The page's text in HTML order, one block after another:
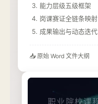
能力层级五级框架
岗课赛证全链条映射
成果输出与动态迭代
📥 原始 Word 文件大纲